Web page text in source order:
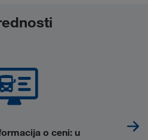
o ceni: u